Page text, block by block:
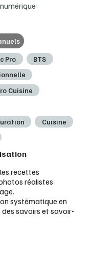
Pro
BTS
Cuisine
Cuisine
recettes
réalistes
systématique en
savoirs et savoir-